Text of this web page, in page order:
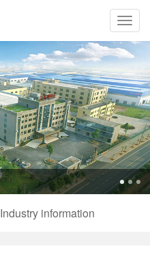
Industry information